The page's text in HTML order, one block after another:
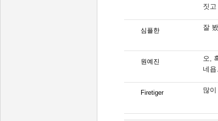
짓
심플한 잘
원예진
오,
네욥.
Firetiger 많